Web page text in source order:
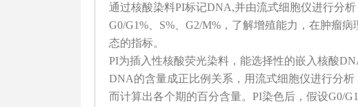
通过核酸染料PI标记DNA,并由流式细胞仪进行分
G0/G1%、S%、G2/M%，了解增殖能力，在肿瘤
态的指标。
PI为插入性核酸荧光染料，能选择性的嵌入核酸
DNA的含量成正比例关系，用流式细胞仪进行分
而计算出各个期的百分含量。PI染色后，假设G0/